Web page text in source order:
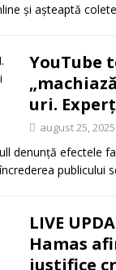
și așteaptă
YouTube
uri.
august 25, 2025
denunță efectele
publicului
LIVE
Hamas
justifice